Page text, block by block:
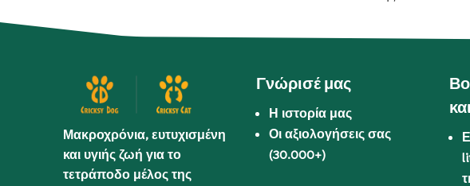
Μακροχρόνια, ευτυχισμένη
και υγιής ζωή για το
τετράποδο μέλος της
Γνώρισέ μας
Η ιστορία μας
Οι αξιολογήσεις σας
(30.000+)